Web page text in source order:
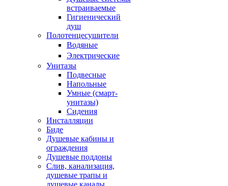
встраиваемые
Гигиенический
душ
Полотенцесушители
ㅤВодяные
ㅤЭлектрические
Унитазы
Подвесные
Напольные
Умные (смарт-
унитазы)
Сидения
Инсталляции
Биде
Душевые кабины и
ограждения
Душевые поддоны
Слив, канализация,
душевые трапы и
душевые каналы